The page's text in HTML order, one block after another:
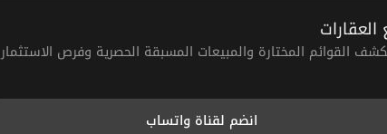
شيكًا، فإن فرصة امتلاك هذه الإقامة الرائعة
اليوم لاغتنام هذه اللحظة وتحقيق حلمك!
العقارات
القوائم المختارة والمبيعات المسبقة الحصرية وفرص الاستثمار
انضم لقناة واتساب